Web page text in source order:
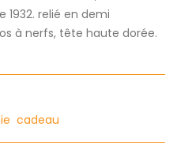
relié en demi
à nerfs, tête haute dorée.
cadeau